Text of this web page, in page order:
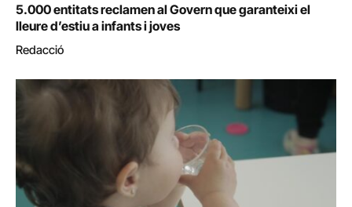
5.000 entitats reclamen al Govern que garanteixi el
lleure d’estiu a infants i joves
Redacció